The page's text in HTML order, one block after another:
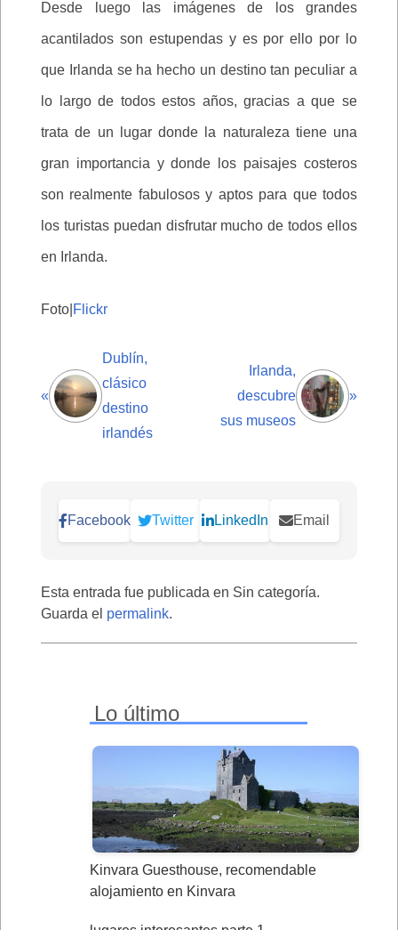
Desde luego las imágenes de los grandes
acantilados son estupendas y es por ello por lo
que Irlanda se ha hecho un destino tan peculiar a
lo largo de todos estos años, gracias a que se
trata de un lugar donde la naturaleza tiene una
gran importancia y donde los paisajes costeros
son realmente fabulosos y aptos para que todos
los turistas puedan disfrutar mucho de todos ellos
en Irlanda.
Foto| Flickr
«
Dublín,
clásico
destino
irlandés
Irlanda,
descubre
sus museos
»
Facebook Twitter LinkedIn Email
Esta entrada fue publicada en Sin categoría.
Guarda el permalink.
Lo último
Kinvara Guesthouse, recomendable
alojamiento en Kinvara